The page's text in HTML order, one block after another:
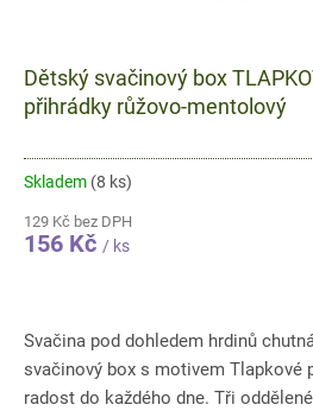
Dětský svačinový box
přihrádky růžovo-mentolový
Skladem (8 ks)
129 Kč bez DPH
156 Kč / ks
Svačina pod dohledem hrdinů
svačinový box s motivem Tlapkové
radost do každého dne. Tři